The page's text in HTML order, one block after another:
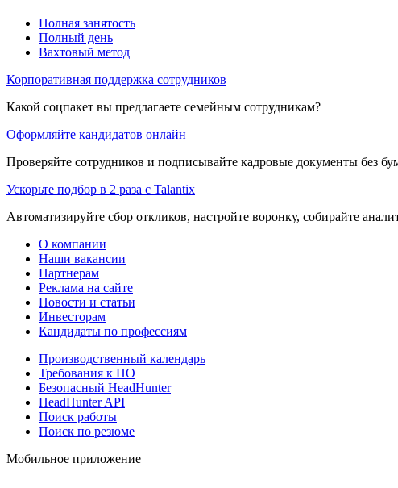
Полная занятость
Полный день
Вахтовый метод
Корпоративная поддержка сотрудников
Какой соцпакет вы предлагаете семейным сотрудникам?
Оформляйте кандидатов онлайн
Проверяйте сотрудников и подписывайте кадровые документы без
Ускорьте подбор в 2 раза с Talantix
Автоматизируйте сбор откликов, настройте воронку, собирайте
О компании
Наши вакансии
Партнерам
Реклама на сайте
Новости и статьи
Инвесторам
Кандидаты по профессиям
Производственный календарь
Требования к ПО
Безопасный HeadHunter
HeadHunter API
Поиск работы
Поиск по резюме
Мобильное приложение